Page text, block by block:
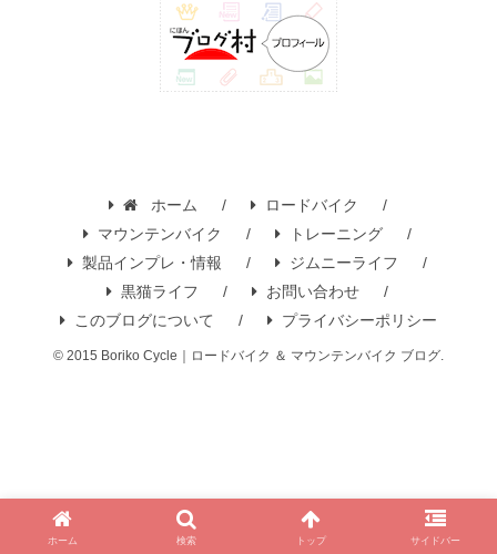
ホーム
ロードバイク
マウンテンバイク
トレーニング
製品インプレ・情報
ジムニーライフ
黒猫ライフ
お問い合わせ
このブログについて
プライバシーポリシー
© 2015 Boriko Cycle｜ロードバイク ＆ マウンテンバイク ブログ.
ホーム 検索 トップ サイドバー